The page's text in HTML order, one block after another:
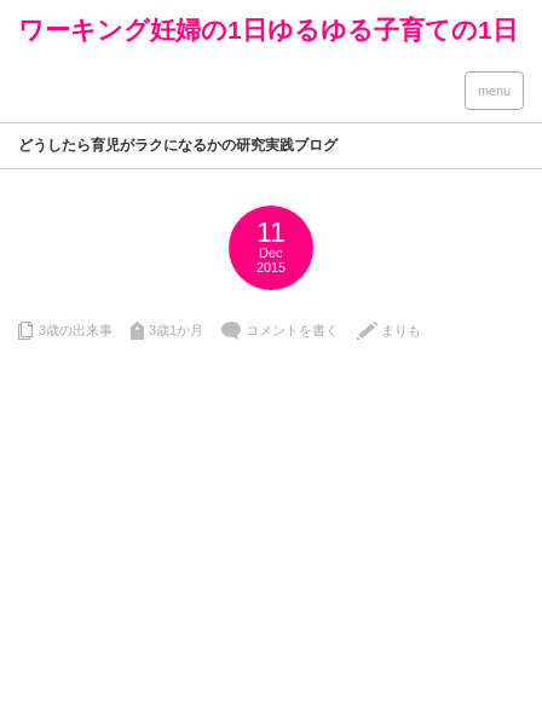
ワーキング妊婦の1日ゆるゆる子育ての1日
menu
どうしたら育児がラクになるかの研究実践ブログ
11
Dec
2015
3歳の出来事 3歳1か月 コメントを書く まりも